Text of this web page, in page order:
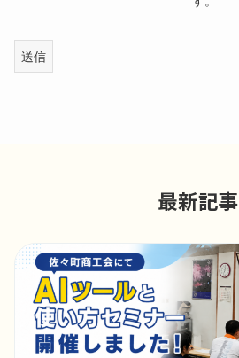
最新記事